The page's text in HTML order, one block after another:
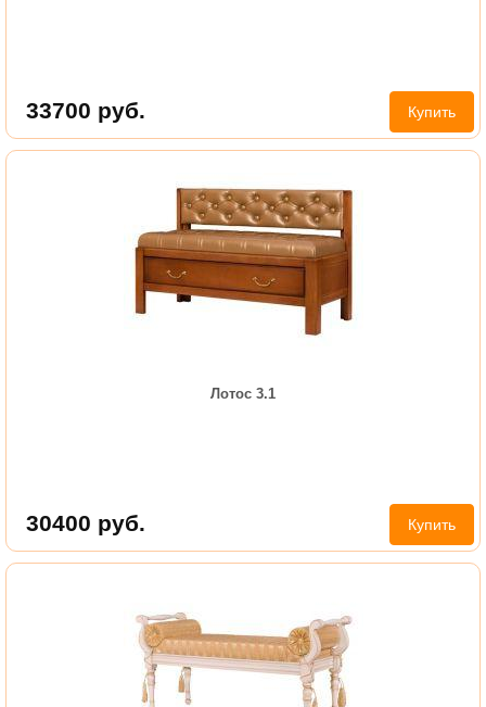
33700 руб. Купить
Лотос 3.1
30400 руб. Купить